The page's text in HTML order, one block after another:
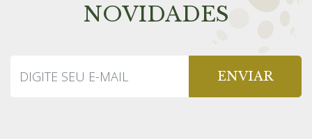
NOVIDADES
ENVIAR